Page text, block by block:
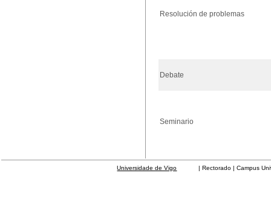
Resolución de problemas
Debate
Seminario
Universidade de Vigo | Rectorado | Campus